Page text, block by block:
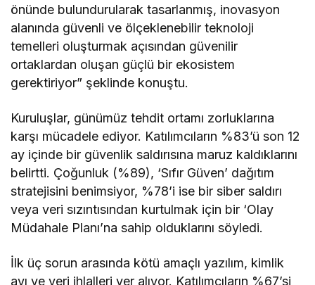
önünde bulundurularak tasarlanmış, inovasyon
alanında güvenli ve ölçeklenebilir teknoloji
temelleri oluşturmak açısından güvenilir
ortaklardan oluşan güçlü bir ekosistem
gerektiriyor” şeklinde konuştu.
Kuruluşlar, günümüz tehdit ortamı zorluklarına
karşı mücadele ediyor. Katılımcıların %83’ü son 12
ay içinde bir güvenlik saldırısına maruz kaldıklarını
belirtti. Çoğunluk (%89), ‘Sıfır Güven’ dağıtım
stratejisini benimsiyor, %78’i ise bir siber saldırı
veya veri sızıntısından kurtulmak için bir ‘Olay
Müdahale Planı’na sahip olduklarını söyledi.
İlk üç sorun arasında kötü amaçlı yazılım, kimlik
avı ve veri ihlalleri yer alıyor. Katılımcıların %67’si